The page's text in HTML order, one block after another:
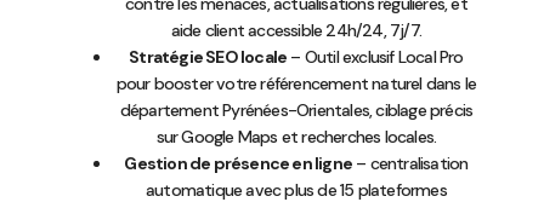
aide client accessible 24h/24, 7j/7.
Stratégie SEO locale – Outil exclusif Local Pro
pour booster votre référencement naturel dans le
département Pyrénées-Orientales, ciblage précis
sur Google Maps et recherches locales.
Gestion de présence en ligne – centralisation
automatique avec plus de 15 plateformes